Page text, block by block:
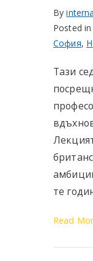
By
Posted in
София,
Тази
те
Read